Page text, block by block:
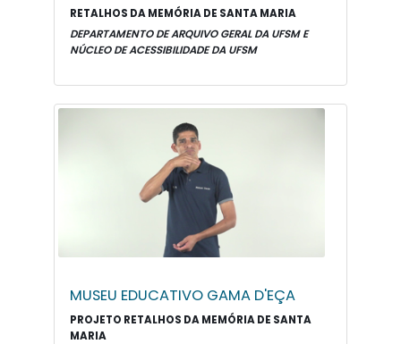
RETALHOS DA MEMÓRIA DE SANTA MARIA
DEPARTAMENTO DE ARQUIVO GERAL DA UFSM E
NÚCLEO DE ACESSIBILIDADE DA UFSM
MUSEU EDUCATIVO GAMA D'EÇA
PROJETO RETALHOS DA MEMÓRIA DE SANTA
MARIA